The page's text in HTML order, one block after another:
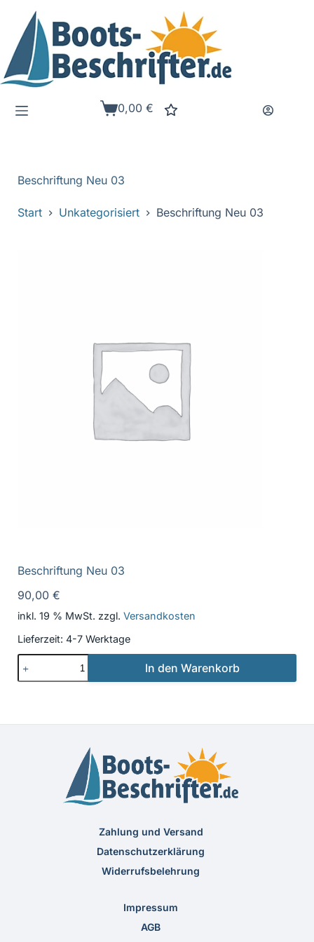
Inhalt
springen
Warenkorb
0,00€
Beschriftung Neu 03
Start Unkategorisiert Beschriftung Neu 03
Beschriftung Neu 03
90,00 €
inkl. 19 % MwSt. zzgl. Versandkosten
Lieferzeit: 4-7 Werktage
Neu
In den Warenkorb
Zahlung und Versand
Datenschutzerklärung
Widerrufsbelehrung
Impressum
AGB